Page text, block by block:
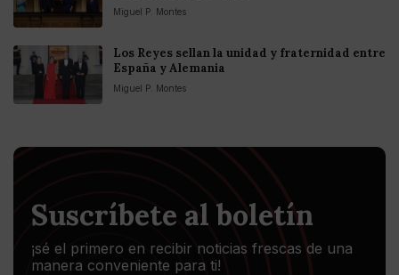
Miguel P. Montes
Los Reyes sellan la unidad y fraternidad entre
España y Alemania
Miguel P. Montes
Suscríbete al boletín
¡sé el primero en recibir noticias frescas de una
manera conveniente para ti!